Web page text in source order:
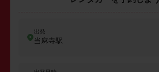
出発
当麻寺駅